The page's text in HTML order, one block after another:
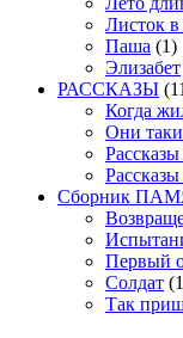
Листок в
Паша (1)
Элизабет
РАССКАЗЫ
Когда
Они
Сборник
Первый
Солдат
Так